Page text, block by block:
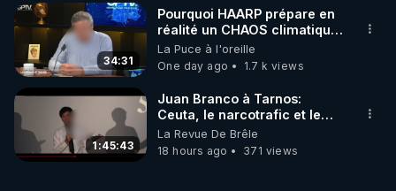
00:00
02:10 Qu’est ce que la chrono nutrition et pourquoi
03:51
08:47
16:45
22:47
34:31
Pourquoi HAARP prépare en
réalité un CHAOS climatique,
on répond
La Puce à l'oreille
One day ago
1.7 k views
1:45:43
Juan Branco à Tarnos:
Ceuta, le narcotrafic et le
pouvoir en France
La Revue De Brêle
18 hours ago
371 views